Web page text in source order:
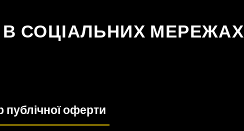
СОЦІАЛЬНИХ МЕРЕЖАХ
публічної оферти